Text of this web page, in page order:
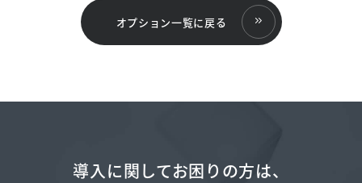
オプション一覧に戻る
導入に関してお困りの方は、